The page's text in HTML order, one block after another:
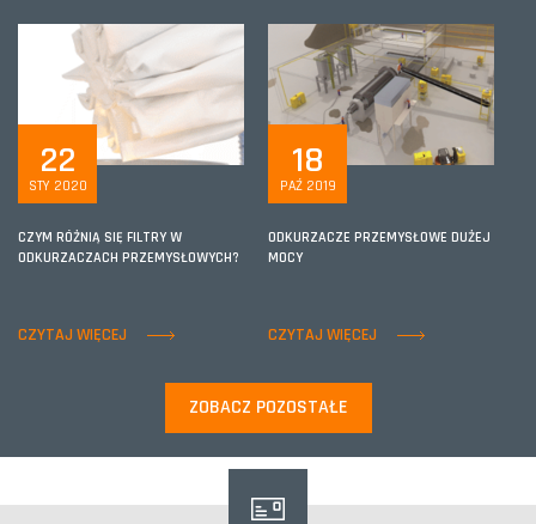
22
STY 2020
CZYM RÓŻNIĄ SIĘ FILTRY W
ODKURZACZACH PRZEMYSŁOWYCH?
CZYTAJ WIĘCEJ
18
PAŹ 2019
ODKURZACZE PRZEMYSŁOWE DUŻEJ
MOCY
CZYTAJ WIĘCEJ
ZOBACZ POZOSTAŁE